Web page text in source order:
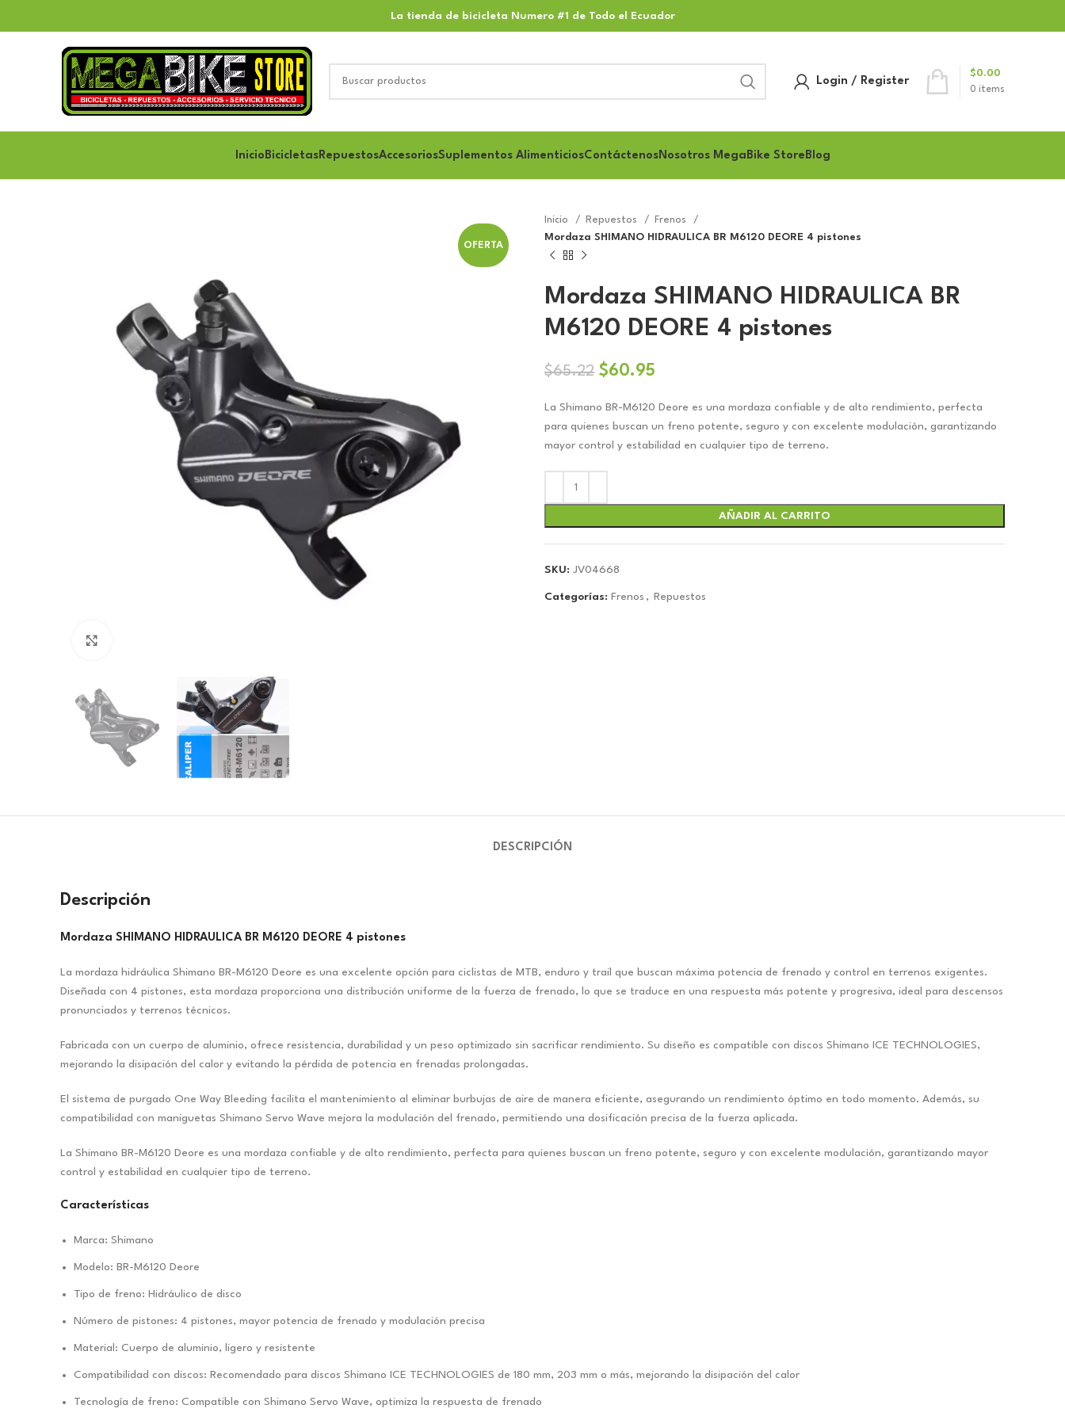
La tienda de bicicleta Numero #1 de Todo el Ecuador
Login / Register
0 items
$0.00
Inicio BicicletasRepuestosAccesoriosSuplementos AlimenticiosContáctenosNosotros MegaBike Store Blog
OFERTA
Inicio Repuestos
Frenos
Mordaza SHIMANO HIDRAULICA BR M6120 DEORE 4 pistones
Mordaza SHIMANO HIDRAULICA BR
M6120 DEORE 4 pistones
$65.22 El
original
era:
$65.22.
$60.95
actual
es:
La Shimano BR-M6120 Deore es una mordaza confiable y de alto rendimiento, perfecta
para quienes buscan un freno potente, seguro y con excelente modulación, garantizando
mayor control y estabilidad en cualquier tipo de terreno.
AÑADIR AL CARRITO
SKU: JV04668
Categorías: Frenos , Repuestos
DESCRIPCIÓN
Descripción
Mordaza SHIMANO HIDRAULICA BR M6120 DEORE 4 pistones
La mordaza hidráulica Shimano BR-M6120 Deore es una excelente opción para ciclistas de MTB, enduro y trail que buscan máxima potencia de frenado y control en terrenos exigentes.
Diseñada con 4 pistones, esta mordaza proporciona una distribución uniforme de la fuerza de frenado, lo que se traduce en una respuesta más potente y progresiva, ideal para descensos
pronunciados y terrenos técnicos.
Fabricada con un cuerpo de aluminio, ofrece resistencia, durabilidad y un peso optimizado sin sacrificar rendimiento. Su diseño es compatible con discos Shimano ICE TECHNOLOGIES,
mejorando la disipación del calor y evitando la pérdida de potencia en frenadas prolongadas.
El sistema de purgado One Way Bleeding facilita el mantenimiento al eliminar burbujas de aire de manera eficiente, asegurando un rendimiento óptimo en todo momento. Además, su
compatibilidad con maniguetas Shimano Servo Wave mejora la modulación del frenado, permitiendo una dosificación precisa de la fuerza aplicada.
La Shimano BR-M6120 Deore es una mordaza confiable y de alto rendimiento, perfecta para quienes buscan un freno potente, seguro y con excelente modulación, garantizando mayor
control y estabilidad en cualquier tipo de terreno.
Características
Marca: Shimano
Modelo: BR-M6120 Deore
Tipo de freno: Hidráulico de disco
Número de pistones: 4 pistones, mayor potencia de frenado y modulación precisa
Material: Cuerpo de aluminio, ligero y resistente
Compatibilidad con discos: Recomendado para discos Shimano ICE TECHNOLOGIES de 180 mm, 203 mm o más, mejorando la disipación del calor
Tecnología de freno: Compatible con Shimano Servo Wave, optimiza la respuesta de frenado